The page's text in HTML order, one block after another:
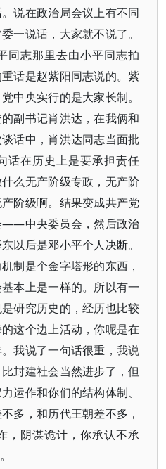
说在政治局会议上有不同
一说话，大家就不说了。
同志那里去由小平同志拍
话是赵紫阳同志说的。紫
中央实行的是大家长制。
副书记肖洪达，在我俩和
话中，肖洪达同志当面批
话在历史上是要承担责任
么无产阶级专政，无产阶
阶级啊。结果变成共产党
——中央委员会，然后政治
以后是邓小平个人决断。
制是个金字塔形的东西，
本上是一样的。所以有一
研究历史的，经历也比较
这个边上活动，你呢是在
我说了一句话很重，我说
封建社会当然进步了，但
运作和你们的结构体制、
多，和历代王朝差不多，
，阴谋诡计，你承认不承